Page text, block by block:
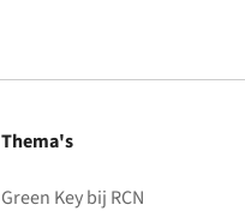
Thema's
Green Key bij RCN